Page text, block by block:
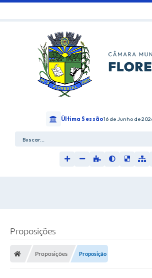
Buscar...
Última Sessão16 de Junho de
Proposições
Proposições Proposição